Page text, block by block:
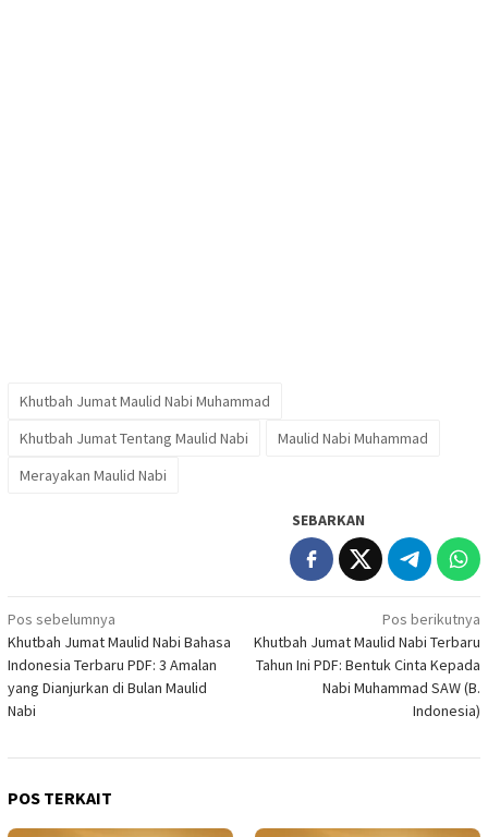
Khutbah Jumat Maulid Nabi Muhammad
Khutbah Jumat Tentang Maulid Nabi
Maulid Nabi Muhammad
Merayakan Maulid Nabi
SEBARKAN
Navigasi
pos
Pos sebelumnya
Khutbah Jumat Maulid Nabi Bahasa
Indonesia Terbaru PDF: 3 Amalan
yang Dianjurkan di Bulan Maulid
Nabi
Pos berikutnya
Khutbah Jumat Maulid Nabi Terbaru
Tahun Ini PDF: Bentuk Cinta Kepada
Nabi Muhammad SAW (B.
Indonesia)
POS TERKAIT